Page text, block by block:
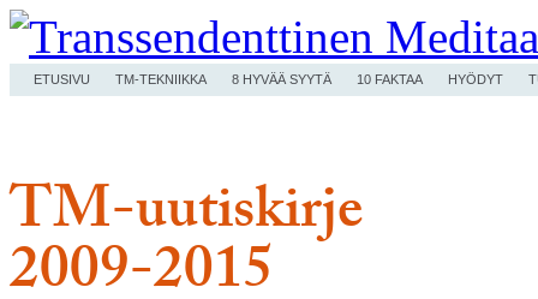
ETUSIVU TM-TEKNIIKKA 8 HYVÄÄ SYYTÄ 10 FAKTAA HYÖDYT
TM-uutiskirje
2009-2015